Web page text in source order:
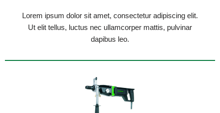
Lorem ipsum dolor sit amet, consectetur adipiscing elit.
Ut elit tellus, luctus nec ullamcorper mattis, pulvinar
dapibus leo.